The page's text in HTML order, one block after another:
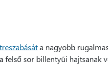
a nagyobb
felső sor billentyűi hajtsanak